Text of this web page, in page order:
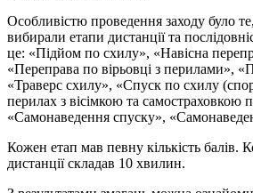
Особливістю проведення заходу було
вибирали етапи дистанції та
це: «Підйом по схилу», «Навісна
«Переправа по вірьовці з перилами»,
«Траверс схилу», «Спуск по схилу
перилах з вісімкою та самостраховкою
«Самонаведення спуску»,
Кожен етап мав певну кількість балів.
дистанції складав 10 хвилин.